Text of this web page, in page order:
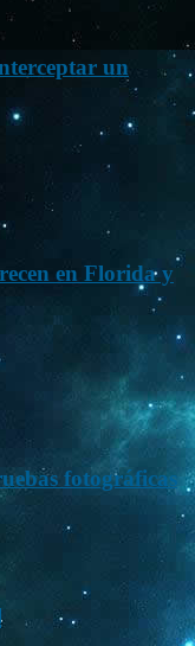
un
en Florida y
fotográficas